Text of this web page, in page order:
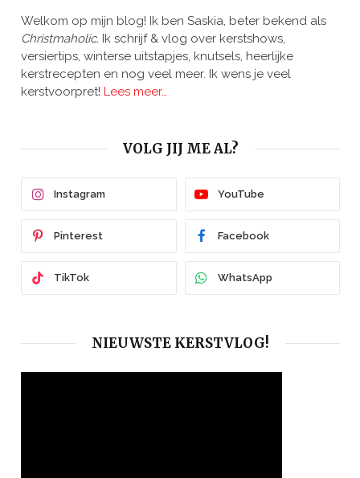
Welkom op mijn blog! Ik ben Saskia, beter bekend als
Christmaholic. Ik schrijf & vlog over kerstshows,
versiertips, winterse uitstapjes, knutsels, heerlijke
kerstrecepten en nog veel meer. Ik wens je veel
kerstvoorpret! Lees meer…
VOLG JIJ ME AL?
Instagram YouTube
Pinterest Facebook
TikTok WhatsApp
NIEUWSTE KERSTVLOG!